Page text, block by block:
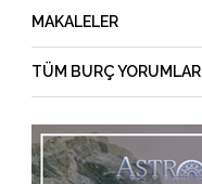
MAKALELER
TÜM BURÇ YORUMLARI